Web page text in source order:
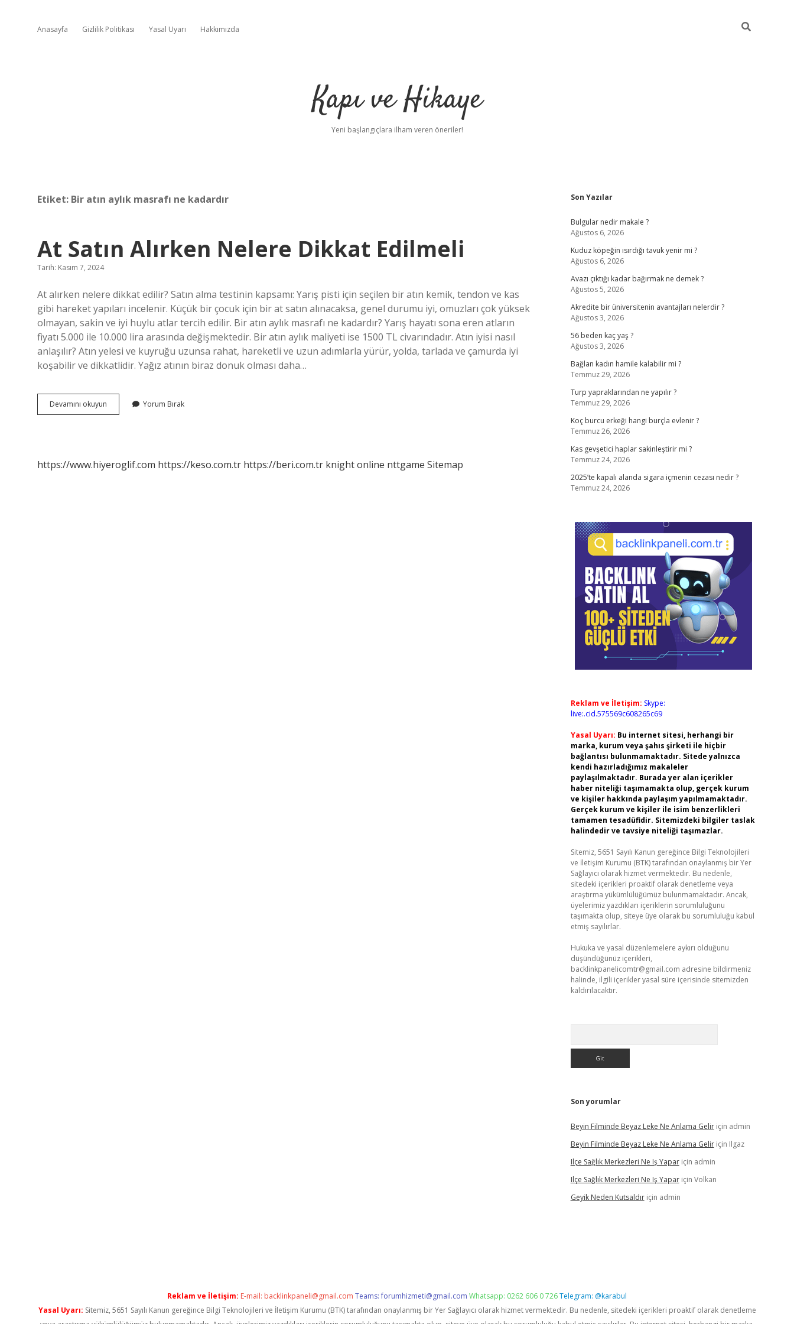
Anasayfa Gizlilik Politikası Yasal Uyarı Hakkımızda
Kapı ve Hikaye
Yeni başlangıçlara ilham veren öneriler!
Etiket: Bir atın aylık masrafı ne kadardır
At Satın Alırken Nelere Dikkat Edilmeli
Tarih: Kasım 7, 2024
At alırken nelere dikkat edilir? Satın alma testinin kapsamı: Yarış pisti için seçilen bir atın kemik, tendon ve kas
gibi hareket yapıları incelenir. Küçük bir çocuk için bir at satın alınacaksa, genel durumu iyi, omuzları çok yüksek
olmayan, sakin ve iyi huylu atlar tercih edilir. Bir atın aylık masrafı ne kadardır? Yarış hayatı sona eren atların
fiyatı 5.000 ile 10.000 lira arasında değişmektedir. Bir atın aylık maliyeti ise 1500 TL civarındadır. Atın iyisi nasıl
anlaşılır? Atın yelesi ve kuyruğu uzunsa rahat, hareketli ve uzun adımlarla yürür, yolda, tarlada ve çamurda iyi
koşabilir ve dikkatlidir. Yağız atının biraz donuk olması daha…
Devamını okuyun
Satın
Yorum Bırak
https://www.hiyeroglif.com https://keso.com.tr https://beri.com.tr knight online nttgame Sitemap
Sidebar
Son Yazılar
Bulgular nedir makale ?
Ağustos 6, 2026
Kuduz köpeğin ısırdığı tavuk yenir mi ?
Ağustos 6, 2026
Avazı çıktığı kadar bağırmak ne demek ?
Ağustos 5, 2026
Akredite bir üniversitenin avantajları nelerdir ?
Ağustos 3, 2026
56 beden kaç yaş ?
Ağustos 3, 2026
Bağlan kadın hamile kalabilir mi ?
Temmuz 29, 2026
Turp yapraklarından ne yapılır ?
Temmuz 29, 2026
Koç burcu erkeği hangi burçla evlenir ?
Temmuz 26, 2026
Kas gevşetici haplar sakinleştirir mi ?
Temmuz 24, 2026
2025’te kapalı alanda sigara içmenin cezası nedir ?
Temmuz 24, 2026
Reklam ve İletişim: Skype:
live:.cid.575569c608265c69
Yasal Uyarı: Bu internet sitesi, herhangi bir
marka, kurum veya şahıs şirketi ile hiçbir
bağlantısı bulunmamaktadır. Sitede yalnızca
kendi hazırladığımız makaleler
paylaşılmaktadır. Burada yer alan içerikler
haber niteliği taşımamakta olup, gerçek kurum
ve kişiler hakkında paylaşım yapılmamaktadır.
Gerçek kurum ve kişiler ile isim benzerlikleri
tamamen tesadüfidir. Sitemizdeki bilgiler taslak
halindedir ve tavsiye niteliği taşımazlar.
Sitemiz, 5651 Sayılı Kanun gereğince Bilgi Teknolojileri
ve İletişim Kurumu (BTK) tarafından onaylanmış bir Yer
Sağlayıcı olarak hizmet vermektedir. Bu nedenle,
sitedeki içerikleri proaktif olarak denetleme veya
araştırma yükümlülüğümüz bulunmamaktadır. Ancak,
üyelerimiz yazdıkları içeriklerin sorumluluğunu
taşımakta olup, siteye üye olarak bu sorumluluğu kabul
etmiş sayılırlar.
Hukuka ve yasal düzenlemelere aykırı olduğunu
düşündüğünüz içerikleri,
backlinkpanelicomtr@gmail.com adresine bildirmeniz
halinde, ilgili içerikler yasal süre içerisinde sitemizden
kaldırılacaktır.
Son yorumlar
Beyin Filminde Beyaz Leke Ne Anlama Geliriçin admin
Beyin Filminde Beyaz Leke Ne Anlama Geliriçin Ilgaz
Ilçe Sağlık Merkezleri Ne Iş Yapariçin admin
Ilçe Sağlık Merkezleri Ne Iş Yapariçin Volkan
Geyik Neden Kutsaldıriçin admin
Reklam ve İletişim: E-mail: backlinkpaneli@gmail.com Teams:forumhizmeti@gmail.com Whatsapp: 0262 606 0 726Telegram: @karabul
Yasal Uyarı: Sitemiz, 5651 Sayılı Kanun gereğince Bilgi Teknolojileri ve İletişim Kurumu (BTK) tarafından onaylanmış bir Yer Sağlayıcı olarak hizmet vermektedir. Bu nedenle, sitedeki içerikleri proaktif olarak denetleme